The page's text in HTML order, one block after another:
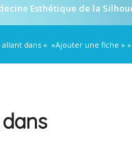
Esthétique de la
allant dans « »Ajouter une fiche »